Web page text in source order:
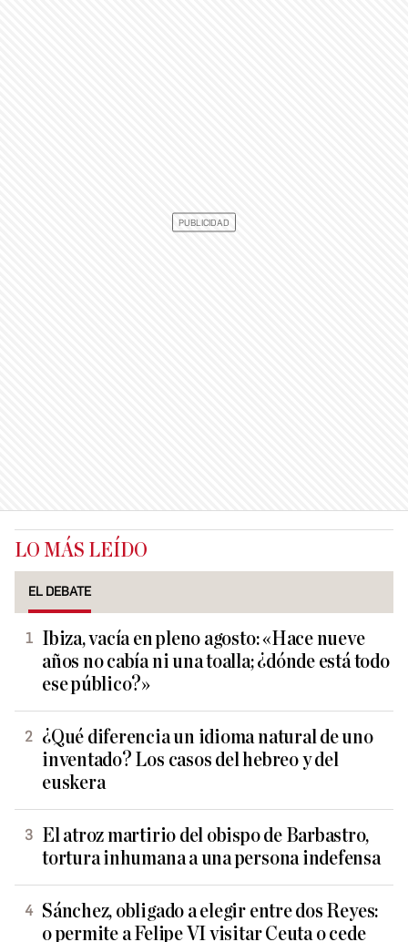
LO MÁS LEÍDO
EL DEBATE
Ibiza, vacía en pleno agosto: «Hace nueve
años no cabía ni una toalla; ¿dónde está todo
ese público?»
¿Qué diferencia un idioma natural de uno
inventado? Los casos del hebreo y del
euskera
El atroz martirio del obispo de Barbastro,
tortura inhumana a una persona indefensa
Sánchez, obligado a elegir entre dos Reyes:
o permite a Felipe VI visitar Ceuta o cede